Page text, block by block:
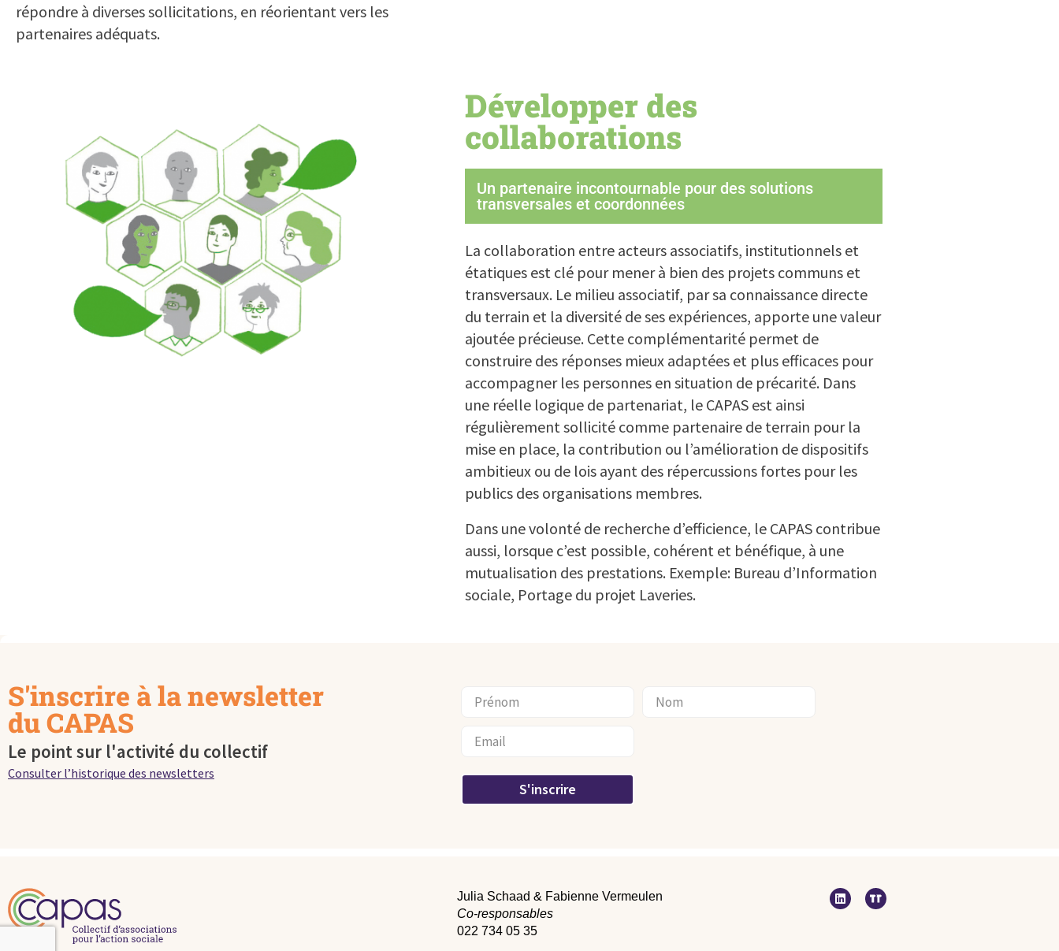
répondre à diverses sollicitations, en réorientant vers les
partenaires adéquats.
Développer des
collaborations
Un partenaire incontournable pour des solutions
transversales et coordonnées
La collaboration entre acteurs associatifs, institutionnels et
étatiques est clé pour mener à bien des projets communs et
transversaux. Le milieu associatif, par sa connaissance directe
du terrain et la diversité de ses expériences, apporte une valeur
ajoutée précieuse. Cette complémentarité permet de
construire des réponses mieux adaptées et plus efficaces pour
accompagner les personnes en situation de précarité. Dans
une réelle logique de partenariat, le CAPAS est ainsi
régulièrement sollicité comme partenaire de terrain pour la
mise en place, la contribution ou l’amélioration de dispositifs
ambitieux ou de lois ayant des répercussions fortes pour les
publics des organisations membres.
Dans une volonté de recherche d’efficience, le CAPAS contribue
aussi, lorsque c’est possible, cohérent et bénéfique, à une
mutualisation des prestations. Exemple: Bureau d’Information
sociale, Portage du projet Laveries.
S'inscrire à la newsletter
du CAPAS
Le point sur l'activité du collectif
Consulter l’historique des newsletters
S'inscrire
Julia Schaad & Fabienne Vermeulen
Co-responsables
022 734 05 35